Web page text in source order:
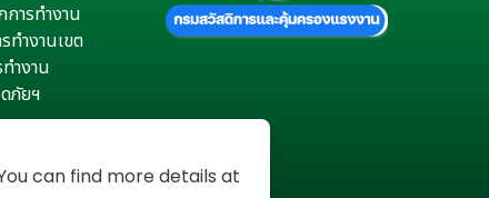
การทำงาน
ทำงานเขต
ำงาน
ภัยฯ
can find more details at